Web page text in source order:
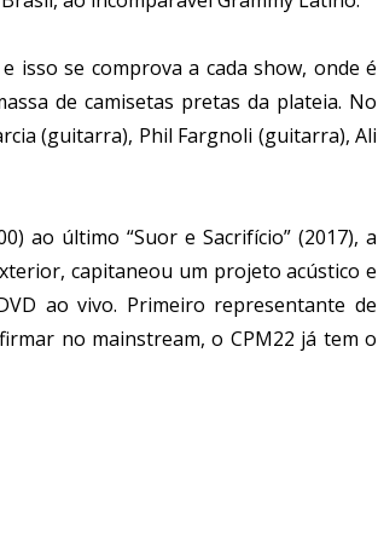
se comprova a cada show, onde é
de camisetas pretas da plateia. No
(guitarra), Phil Fargnoli (guitarra), Ali
ao último “Suor e Sacrifício” (2017), a
capitaneou um projeto acústico e
ao vivo. Primeiro representante de
no mainstream, o CPM22 já tem o